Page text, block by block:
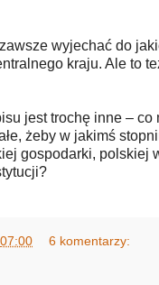
wyjechać do
kraju. Ale to
jest trochę inne – co
żeby w jakimś
gospodarki, polskiej
07:00 6 komentarzy: